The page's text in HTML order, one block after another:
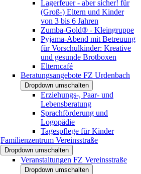
Lagerfeuer - aber sicher! für
(Groß-) Eltern und Kinder
von 3 bis 6 Jahren
Zumba-Gold® - Kleingruppe
Pyjama-Abend mit Betreuung
für Vorschulkinder: Kreative
und gesunde Brotboxen
Elterncafé
Beratungsangebote FZ Urdenbach
Dropdown umschalten
Erziehungs-, Paar- und
Lebensberatung
Sprachförderung und
Logopädie
Tagespflege für Kinder
Familienzentrum Vereinsstraße
Dropdown umschalten
Veranstaltungen FZ Vereinsstraße
Dropdown umschalten